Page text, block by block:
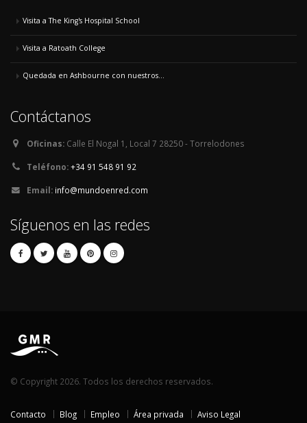
Visita a The King's Hospital School
Visita a Ratoath College
Quedada en Ashbourne con nuestros...
Contáctanos
Oficinas: Calle El Nogal 1, Local 7 28250 - Torrelodones
Teléfono:+34 91 548 91 92
Email: info@mundoenred.com
Síguenos en las redes
© Copyright 2026. Todos los derechos reservados.
Contacto Blog Empleo Área privada Aviso Legal